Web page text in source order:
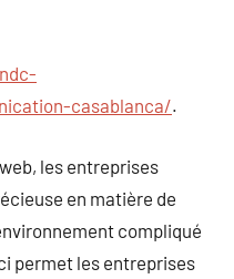
casablanca/.
les entreprises
en matière de
compliqué
permet les entreprises